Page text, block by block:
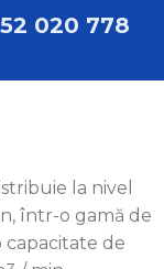
020 778
la nivel
într-o gamă de
capacitate de